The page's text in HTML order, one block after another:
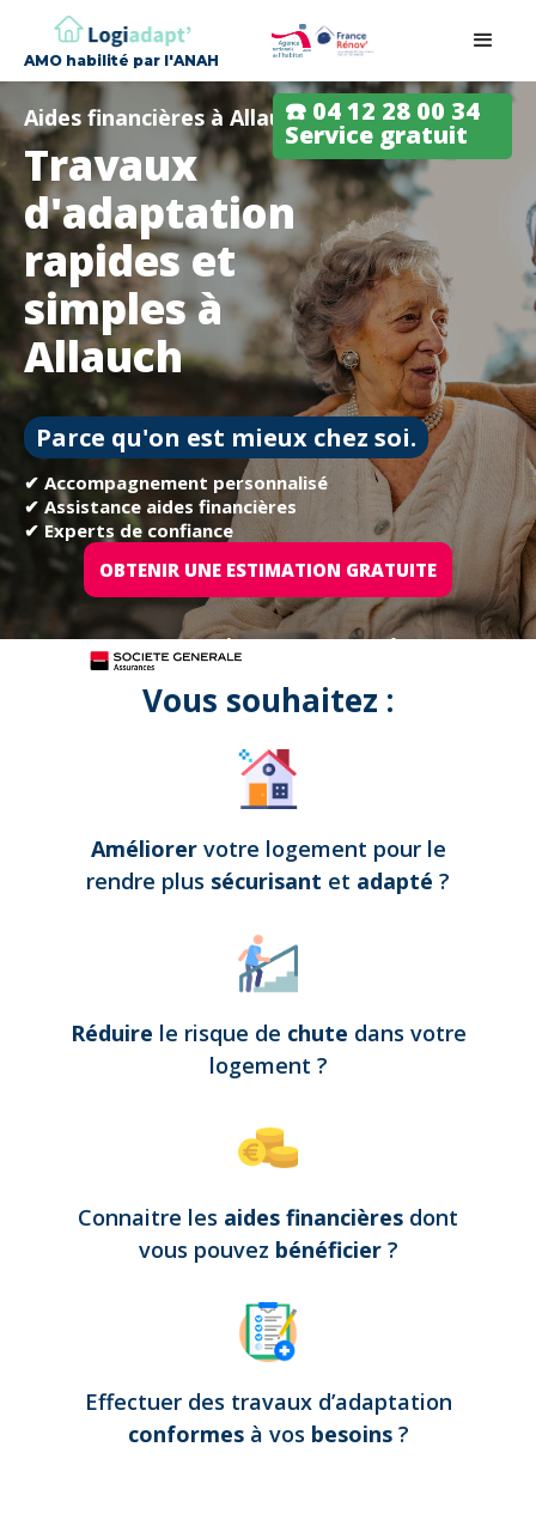
AMO habilité par l'ANAH
☎️ 04 12 28 00 34
Service gratuit
Aides financières à Allauch
Travaux
d'adaptation
rapides et
simples à
Allauch
Parce qu'on est mieux chez soi.
✔ Accompagnement personnalisé
✔ Assistance aides financières
✔ Experts de confiance
OBTENIR UNE ESTIMATION GRATUITE
Tous nos projets sont assurés par
Vous souhaitez :
Améliorer votre logement pour le
rendre plus sécurisant et adapté ?
Réduire le risque de chute dans votre
logement ?
Connaitre les aides financières dont
vous pouvez bénéficier ?
Effectuer des travaux d’adaptation
conformes à vos besoins ?